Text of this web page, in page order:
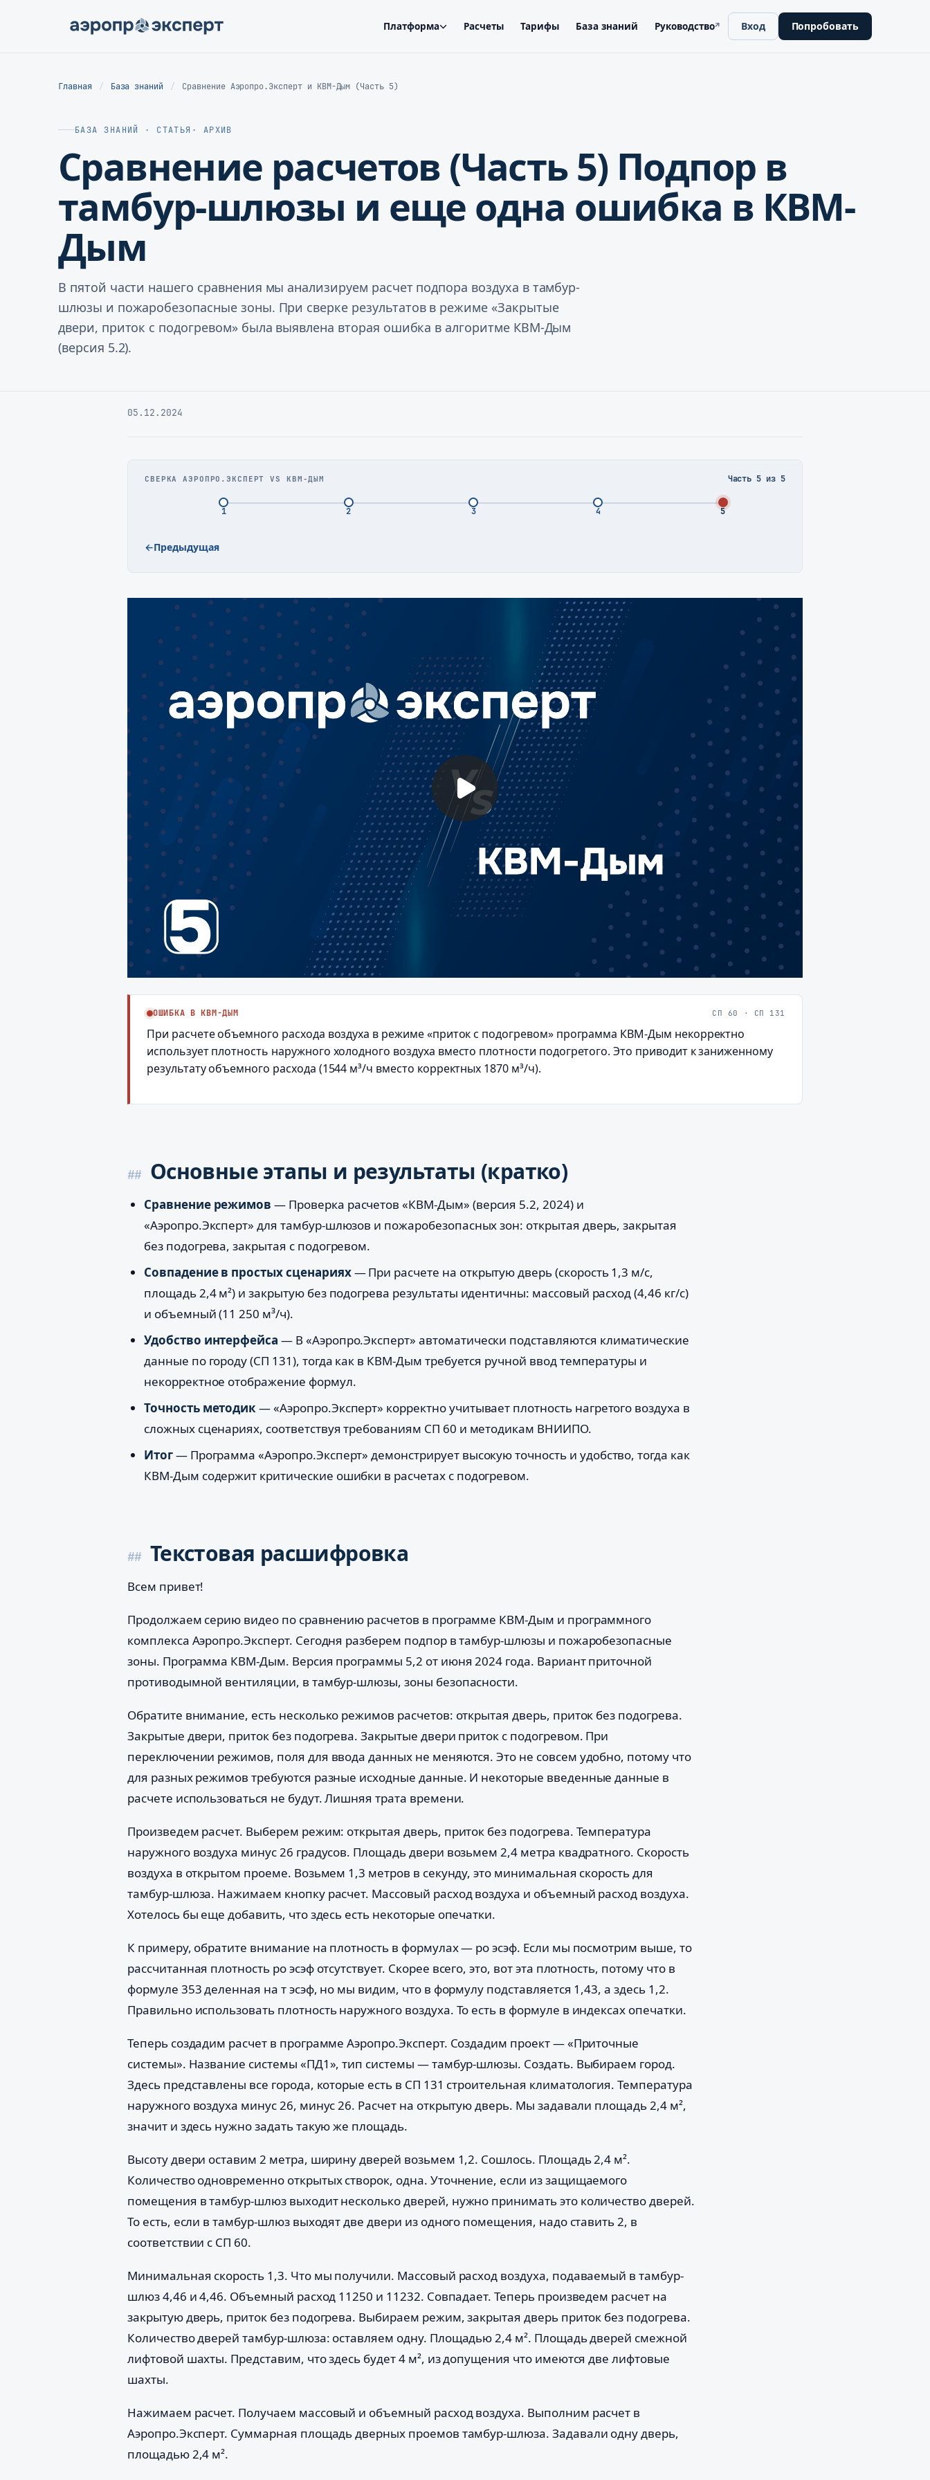
Платформа Расчеты Тарифы База знаний Руководство↗
, откроется в новой вкладке
Вход Попробовать
Главная База знаний Сравнение Аэропро.Эксперт и КВМ-Дым (Часть 5)
БАЗА ЗНАНИЙ · СТАТЬЯ · АРХИВ
Сравнение расчетов (Часть 5) Подпор в
тамбур-шлюзы и еще одна ошибка в КВМ-
Дым
В пятой части нашего сравнения мы анализируем расчет подпора воздуха в тамбур-
шлюзы и пожаробезопасные зоны. При сверке результатов в режиме «Закрытые
двери, приток с подогревом» была выявлена вторая ошибка в алгоритме КВМ-Дым
(версия 5.2).
05.12.2024
СВЕРКА АЭРОПРО.ЭКСПЕРТ VS КВМ-ДЫМ Часть 5 из 5
1 2 3 4 5
←Предыдущая
ОШИБКА В КВМ-ДЫМ СП 60 · СП 131
При расчете объемного расхода воздуха в режиме «приток с подогревом» программа КВМ-Дым некорректно
использует плотность наружного холодного воздуха вместо плотности подогретого. Это приводит к заниженному
результату объемного расхода (1544 м³/ч вместо корректных 1870 м³/ч).
Основные этапы и результаты (кратко)
Сравнение режимов — Проверка расчетов «КВМ-Дым» (версия 5.2, 2024) и
«Аэропро.Эксперт» для тамбур-шлюзов и пожаробезопасных зон: открытая дверь, закрытая
без подогрева, закрытая с подогревом.
Совпадение в простых сценариях— При расчете на открытую дверь (скорость 1,3 м/с,
площадь 2,4 м²) и закрытую без подогрева результаты идентичны: массовый расход (4,46 кг/с)
и объемный (11 250 м³/ч).
Удобство интерфейса — В «Аэропро.Эксперт» автоматически подставляются климатические
данные по городу (СП 131), тогда как в КВМ-Дым требуется ручной ввод температуры и
некорректное отображение формул.
Точность методик— «Аэропро.Эксперт» корректно учитывает плотность нагретого воздуха в
сложных сценариях, соответствуя требованиям СП 60 и методикам ВНИИПО.
Итог— Программа «Аэропро.Эксперт» демонстрирует высокую точность и удобство, тогда как
КВМ-Дым содержит критические ошибки в расчетах с подогревом.
Текстовая расшифровка
Всем привет!
Продолжаем серию видео по сравнению расчетов в программе КВМ-Дым и программного
комплекса Аэропро.Эксперт. Сегодня разберем подпор в тамбур-шлюзы и пожаробезопасные
зоны. Программа КВМ-Дым. Версия программы 5,2 от июня 2024 года. Вариант приточной
противодымной вентиляции, в тамбур-шлюзы, зоны безопасности.
Обратите внимание, есть несколько режимов расчетов: открытая дверь, приток без подогрева.
Закрытые двери, приток без подогрева. Закрытые двери приток с подогревом. При
переключении режимов, поля для ввода данных не меняются. Это не совсем удобно, потому что
для разных режимов требуются разные исходные данные. И некоторые введенные данные в
расчете использоваться не будут. Лишняя трата времени.
Произведем расчет. Выберем режим: открытая дверь, приток без подогрева. Температура
наружного воздуха минус 26 градусов. Площадь двери возьмем 2,4 метра квадратного. Скорость
воздуха в открытом проеме. Возьмем 1,3 метров в секунду, это минимальная скорость для
тамбур-шлюза. Нажимаем кнопку расчет. Массовый расход воздуха и объемный расход воздуха.
Хотелось бы еще добавить, что здесь есть некоторые опечатки.
К примеру, обратите внимание на плотность в формулах — ро эсэф. Если мы посмотрим выше, то
рассчитанная плотность ро эсэф отсутствует. Скорее всего, это, вот эта плотность, потому что в
формуле 353 деленная на т эсэф, но мы видим, что в формулу подставляется 1,43, а здесь 1,2.
Правильно использовать плотность наружного воздуха. То есть в формуле в индексах опечатки.
Теперь создадим расчет в программе Аэропро.Эксперт. Создадим проект — «Приточные
системы». Название системы «ПД1», тип системы — тамбур-шлюзы. Создать. Выбираем город.
Здесь представлены все города, которые есть в СП 131 строительная климатология. Температура
наружного воздуха минус 26, минус 26. Расчет на открытую дверь. Мы задавали площадь 2,4 м²,
значит и здесь нужно задать такую же площадь.
Высоту двери оставим 2 метра, ширину дверей возьмем 1,2. Сошлось. Площадь 2,4 м².
Количество одновременно открытых створок, одна. Уточнение, если из защищаемого
помещения в тамбур-шлюз выходит несколько дверей, нужно принимать это количество дверей.
То есть, если в тамбур-шлюз выходят две двери из одного помещения, надо ставить 2, в
соответствии с СП 60.
Минимальная скорость 1,3. Что мы получили. Массовый расход воздуха, подаваемый в тамбур-
шлюз 4,46 и 4,46. Объемный расход 11250 и 11232. Совпадает. Теперь произведем расчет на
закрытую дверь, приток без подогрева. Выбираем режим, закрытая дверь приток без подогрева.
Количество дверей тамбур-шлюза: оставляем одну. Площадью 2,4 м². Площадь дверей смежной
лифтовой шахты. Представим, что здесь будет 4 м², из допущения что имеются две лифтовые
шахты.
Нажимаем расчет. Получаем массовый и объемный расход воздуха. Выполним расчет в
Аэропро.Эксперт. Суммарная площадь дверных проемов тамбур-шлюза. Задавали одну дверь,
площадью 2,4 м².